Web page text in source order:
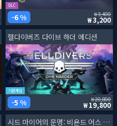
DLC
6 % 3,400
3,200
헬다이버즈 다이브 하더 에디션
기본게임
5 % 20,800
19,800
시드 마이어의 문명: 비욘드 어스 - 라이징 타이드